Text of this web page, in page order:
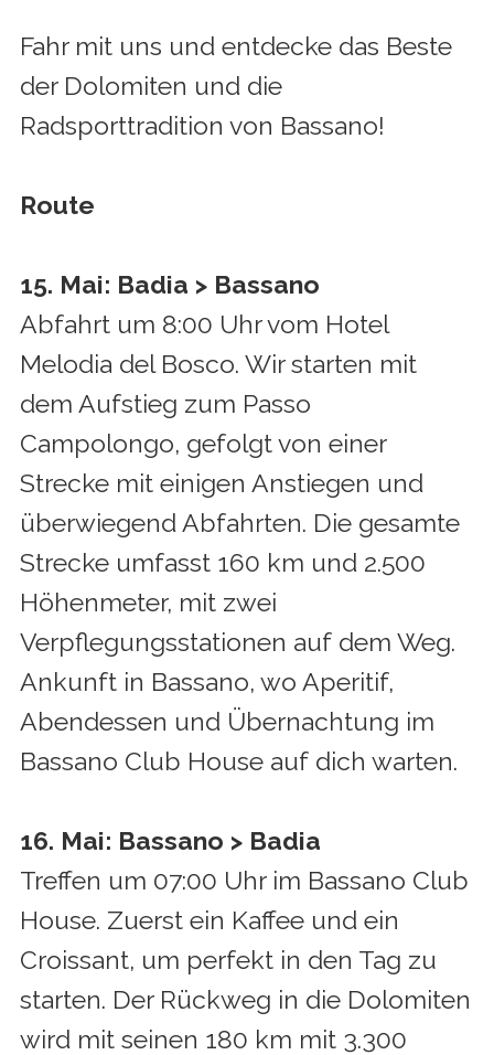
Fahr mit uns und entdecke das Beste
der Dolomiten und die
Radsporttradition von Bassano!
Route
15. Mai: Badia > Bassano
Abfahrt um 8:00 Uhr vom Hotel
Melodia del Bosco. Wir starten mit
dem Aufstieg zum Passo
Campolongo, gefolgt von einer
Strecke mit einigen Anstiegen und
überwiegend Abfahrten. Die gesamte
Strecke umfasst 160 km und 2.500
Höhenmeter, mit zwei
Verpflegungsstationen auf dem Weg.
Ankunft in Bassano, wo Aperitif,
Abendessen und Übernachtung im
Bassano Club House auf dich warten.
16. Mai: Bassano > Badia
Treffen um 07:00 Uhr im Bassano Club
House. Zuerst ein Kaffee und ein
Croissant, um perfekt in den Tag zu
starten. Der Rückweg in die Dolomiten
wird mit seinen 180 km mit 3.300